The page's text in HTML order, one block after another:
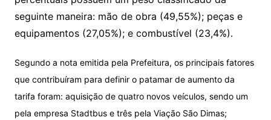
seguinte maneira: mão de obra (49,55%); peças e
equipamentos (27,05%); e combustível (23,4%).
Segundo a nota emitida pela Prefeitura, os principais fatores
que contribuíram para definir o patamar de aumento da
tarifa foram: aquisição de quatro novos veículos, sendo um
pela empresa Stadtbus e três pela Viação São Dimas;